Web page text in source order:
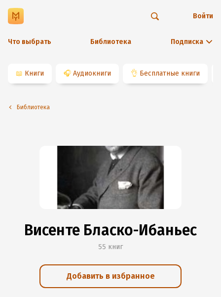
Что выбрать Библиотека Подписка
Войти
📖 Книги 🎧 Аудиокниги 👌 Бесплатные книги
Библиотека
Висенте Бласко-Ибаньес
55 книг
Добавить в избранное